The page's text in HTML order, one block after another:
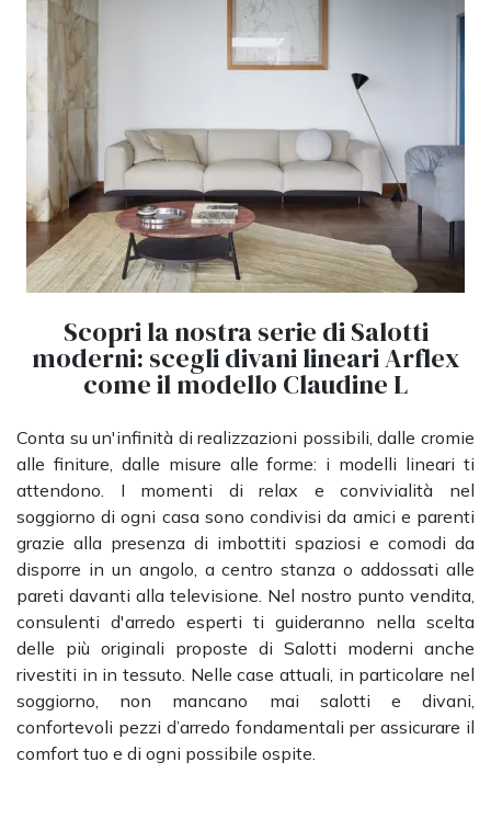
Scopri la nostra serie di Salotti
moderni: scegli divani lineari Arflex
come il modello Claudine L
Conta su un'infinità di realizzazioni possibili, dalle cromie
alle finiture, dalle misure alle forme: i modelli lineari ti
attendono. I momenti di relax e convivialità nel
soggiorno di ogni casa sono condivisi da amici e parenti
grazie alla presenza di imbottiti spaziosi e comodi da
disporre in un angolo, a centro stanza o addossati alle
pareti davanti alla televisione. Nel nostro punto vendita,
consulenti d'arredo esperti ti guideranno nella scelta
delle più originali proposte di Salotti moderni anche
rivestiti in in tessuto. Nelle case attuali, in particolare nel
soggiorno, non mancano mai salotti e divani,
confortevoli pezzi d’arredo fondamentali per assicurare il
comfort tuo e di ogni possibile ospite.